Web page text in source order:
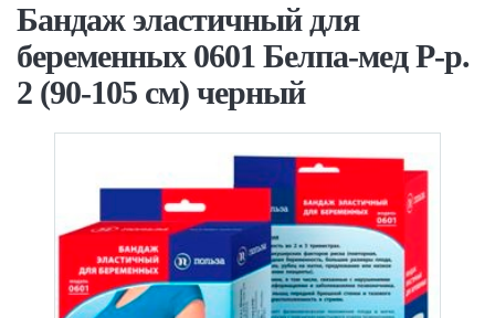
Бандаж эластичный для
беременных 0601 Белпа-мед Р-р.
2 (90-105 см) черный